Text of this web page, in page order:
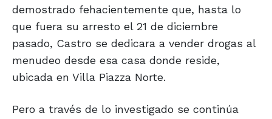
demostrado fehacientemente que, hasta lo
que fuera su arresto el 21 de diciembre
pasado, Castro se dedicara a vender drogas al
menudeo desde esa casa donde reside,
ubicada en Villa Piazza Norte.
Pero a través de lo investigado se continúa